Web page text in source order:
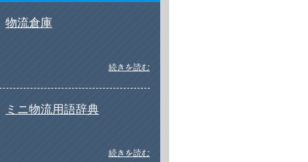
物流倉庫
続きを読む
ミニ物流用語辞典
続きを読む